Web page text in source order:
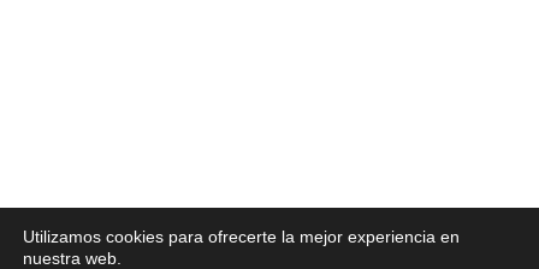
Utilizamos cookies para ofrecerte la mejor experiencia en
nuestra web.